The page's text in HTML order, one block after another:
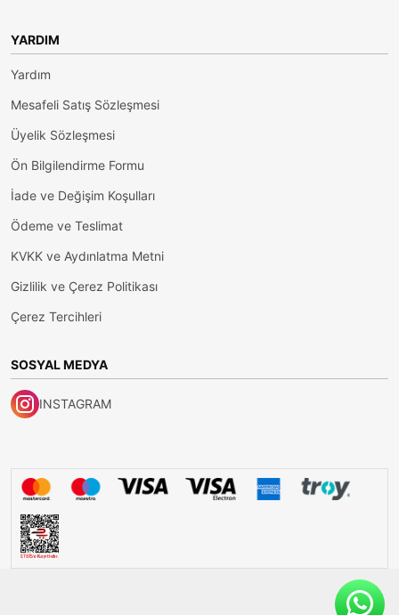
YARDIM
Yardım
Mesafeli Satış Sözleşmesi
Üyelik Sözleşmesi
Ön Bilgilendirme Formu
İade ve Değişim Koşulları
Ödeme ve Teslimat
KVKK ve Aydınlatma Metni
Gizlilik ve Çerez Politikası
Çerez Tercihleri
SOSYAL MEDYA
INSTAGRAM